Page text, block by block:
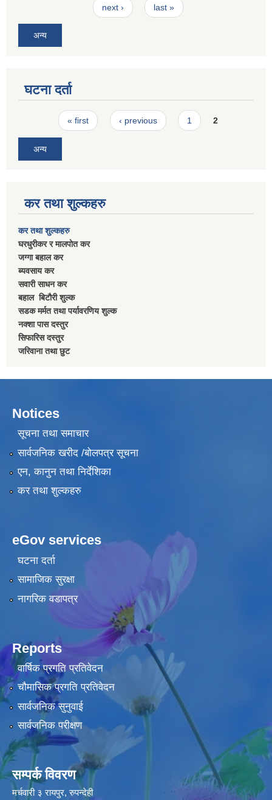
next › last »
अन्य
घटना दर्ता
Pages« first ‹ previous 1 2
अन्य
कर तथा शुल्कहरु
कर तथा शुल्कहरु
घरधुरीकर र मालपाेत कर
जग्गा बहाल कर
ब्यवसाय कर
सवारी साधन कर
बहाल बिटाैरी शुल्क
सडक मर्मत तथा पर्यावरणिय शुल्क
नक्शा पास दस्तुर
सिफारिस दस्तुर
जरिवाना तथा छुट
Notices
सूचना तथा समाचार
सार्वजनिक खरीद /बोलपत्र सूचना
एन, कानुन तथा निर्देशिका
कर तथा शुल्कहरु
eGov services
घटना दर्ता
सामाजिक सुरक्षा
नागरिक वडापत्र
Reports
वार्षिक प्रगति प्रतिवेदन
चौमासिक प्रगति प्रतिवेदन
सार्वजनिक सुनुवाई
सार्वजनिक परीक्षण
सम्पर्क विवरण
मर्चवारी ३ रायपुर, रुपन्देही